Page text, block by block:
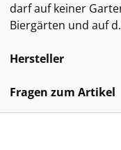
darf auf keiner
Biergärten und auf
Hersteller
Fragen zum Artikel